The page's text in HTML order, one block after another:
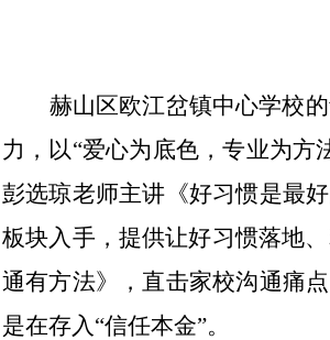
赫山区欧江岔镇中心学校
力，以“爱心为底色，专业为方
彭选琼老师主讲《好习惯是最
板块入手，提供让好习惯落地
通有方法》，直击家校沟通痛
是在存入“信任本金”。